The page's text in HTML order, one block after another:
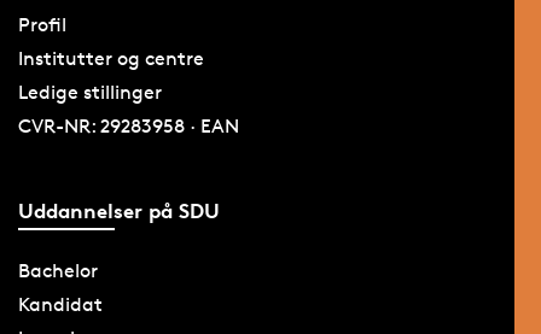
Profil
Institutter og centre
Ledige stillinger
CVR-NR: 29283958 · EAN
Uddannelser på SDU
Bachelor
Kandidat